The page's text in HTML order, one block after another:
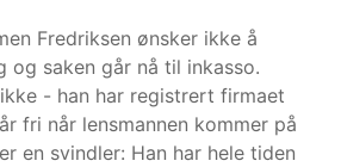
Fredriksen ønsker ikke å
og saken går nå til inkasso.
- han har registrert firmaet
fri når lensmannen kommer på
en svindler: Han har hele tiden